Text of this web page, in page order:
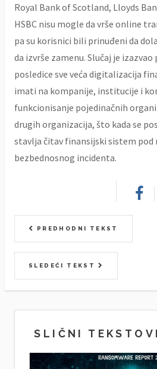
Royal Bank of Scotland, Lloyds
HSBC nisu mogle da vrše online
pa su korisnici bili prinuđeni da
da izvrše zamenu. Slučaj je
posledice sve veća digitalizacija
imati na kompanije, institucije i
funkcionisanje pojedinačnih
drugih organizacija, što kada se
stavlja čitav finansijski sistem pod
bezbednosnog incidenta.
PREDHODNI TEKST
SLEDEĆI TEKST
SLIČNI TEKSTOVI